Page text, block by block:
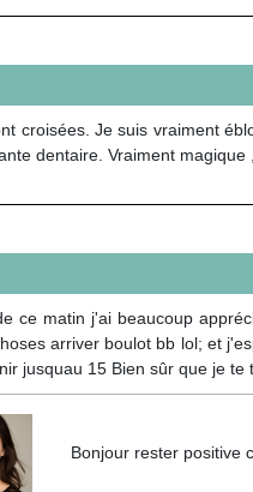
croisées. Je suis vraiment
dentaire. Vraiment
ce matin j'ai beaucoup
arriver boulot bb lol; et
jusquau 15 Bien sûr que je te
Bonjour rester positive